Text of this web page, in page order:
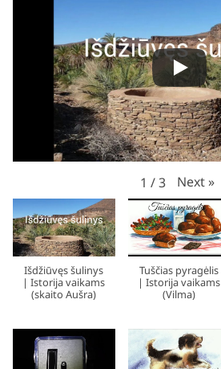
1 / 3 Next »
Išdžiūvęs šulinys
| Istorija vaikams
(skaito Aušra)
Tuščias pyragėlis
| Istorija vaikams
(Vilma)